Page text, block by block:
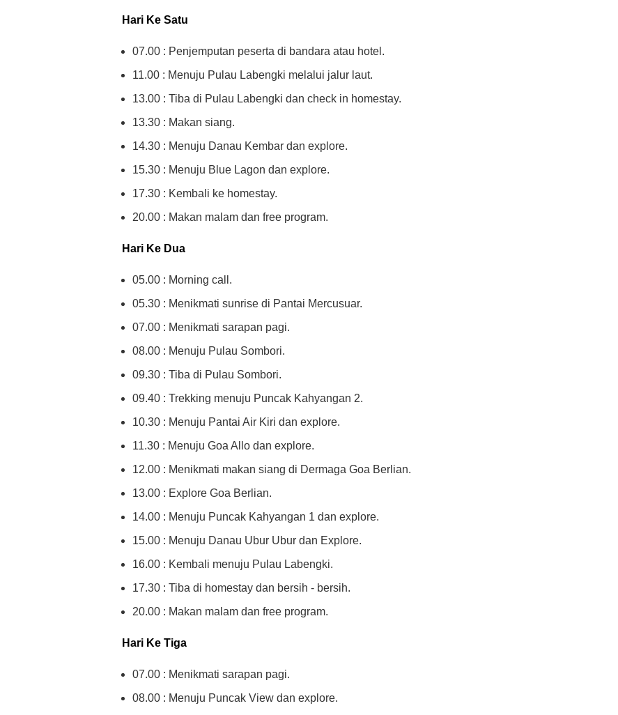
Hari Ke Satu
07.00 : Penjemputan peserta di bandara atau hotel.
11.00 : Menuju Pulau Labengki melalui jalur laut.
13.00 : Tiba di Pulau Labengki dan check in homestay.
13.30 : Makan siang.
14.30 : Menuju Danau Kembar dan explore.
15.30 : Menuju Blue Lagon dan explore.
17.30 : Kembali ke homestay.
20.00 : Makan malam dan free program.
Hari Ke Dua
05.00 : Morning call.
05.30 : Menikmati sunrise di Pantai Mercusuar.
07.00 : Menikmati sarapan pagi.
08.00 : Menuju Pulau Sombori.
09.30 : Tiba di Pulau Sombori.
09.40 : Trekking menuju Puncak Kahyangan 2.
10.30 : Menuju Pantai Air Kiri dan explore.
11.30 : Menuju Goa Allo dan explore.
12.00 : Menikmati makan siang di Dermaga Goa Berlian.
13.00 : Explore Goa Berlian.
14.00 : Menuju Puncak Kahyangan 1 dan explore.
15.00 : Menuju Danau Ubur Ubur dan Explore.
16.00 : Kembali menuju Pulau Labengki.
17.30 : Tiba di homestay dan bersih - bersih.
20.00 : Makan malam dan free program.
Hari Ke Tiga
07.00 : Menikmati sarapan pagi.
08.00 : Menuju Puncak View dan explore.